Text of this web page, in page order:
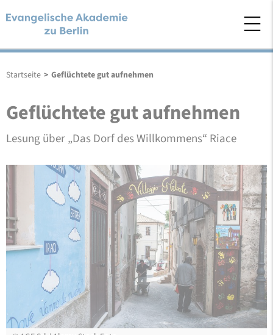
Startseite > Geflüchtete gut aufnehmen
Geflüchtete gut aufnehmen
Lesung über „Das Dorf des Willkommens“ Riace